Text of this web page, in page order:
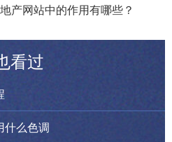
产网站中的作用有哪些？
看过
什么色调